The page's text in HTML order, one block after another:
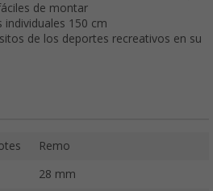
de montar
150 cm
de los deportes recreativos en su
Remo
28 mm